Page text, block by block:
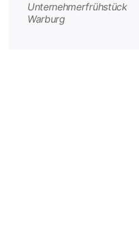
Unternehmerfrühstück
Warburg